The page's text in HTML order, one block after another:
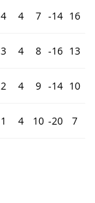
4 4 7 -14 16
3 4 8 -16 13
2 4 9 -14 10
1 4 10 -20 7